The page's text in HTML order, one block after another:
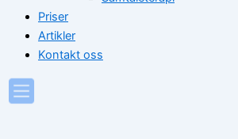
Priser
Artikler
Kontakt oss